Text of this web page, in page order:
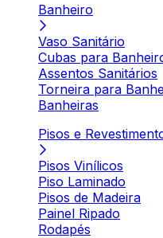
Banheiro
Vaso Sanitário
Cubas para
Assentos Sanitários
Torneira para
Banheiras
Pisos e
Pisos Vinílicos
Piso Laminado
Pisos de Madeira
Painel Ripado
Rodapés